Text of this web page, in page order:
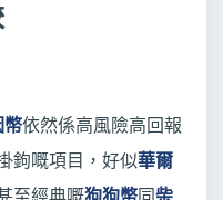
幣依然係高風險高回報
鉤嘅項目，好似華爾
至經典嘅狗狗幣同柴